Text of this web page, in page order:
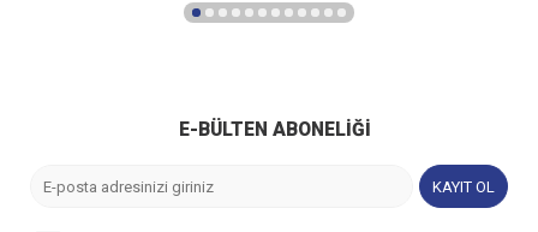
E-BÜLTEN ABONELIĞI
KAYIT OL